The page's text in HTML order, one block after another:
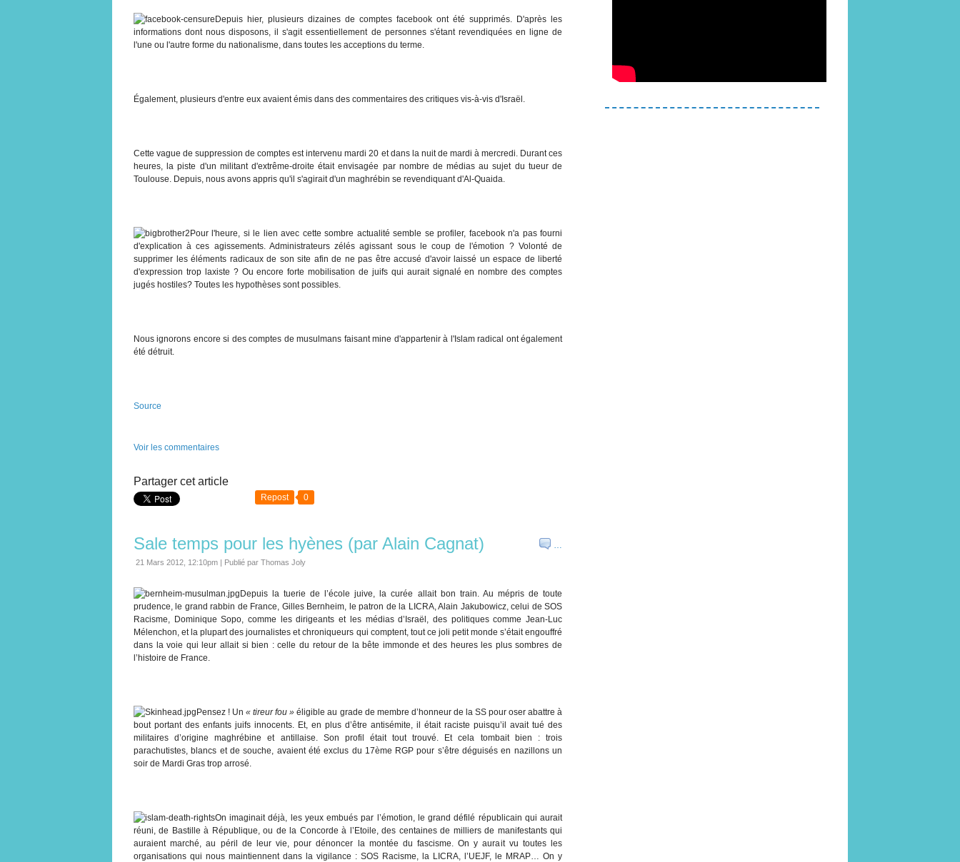
Depuis hier, plusieurs dizaines de comptes facebook ont été supprimés. D'après les
informations dont nous disposons, il s'agit essentiellement de personnes s'étant revendiquées en ligne de
l'une ou l'autre forme du nationalisme, dans toutes les acceptions du terme.
Également, plusieurs d'entre eux avaient émis dans des commentaires des critiques vis-à-vis d'Israël.
Cette vague de suppression de comptes est intervenu mardi 20 et dans la nuit de mardi à mercredi. Durant ces
heures, la piste d'un militant d'extrême-droite était envisagée par nombre de médias au sujet du tueur de
Toulouse. Depuis, nous avons appris qu'il s'agirait d'un maghrébin se revendiquant d'Al-Quaida.
Pour l'heure, si le lien avec cette sombre actualité semble se profiler, facebook n'a pas fourni
d'explication à ces agissements. Administrateurs zélés agissant sous le coup de l'émotion ? Volonté de
supprimer les éléments radicaux de son site afin de ne pas être accusé d'avoir laissé un espace de liberté
d'expression trop laxiste ? Ou encore forte mobilisation de juifs qui aurait signalé en nombre des comptes
jugés hostiles? Toutes les hypothèses sont possibles.
Nous ignorons encore si des comptes de musulmans faisant mine d'appartenir à l'Islam radical ont également
été détruit.
Source
Voir les commentaires
Partager cet article
Repost 0
…
Sale temps pour les hyènes (par Alain Cagnat)
21 Mars 2012, 12:10pm | Publié par Thomas Joly
Depuis la tuerie de l’école juive, la curée allait bon train. Au mépris de toute
prudence, le grand rabbin de France, Gilles Bernheim, le patron de la LICRA, Alain Jakubowicz, celui de SOS
Racisme, Dominique Sopo, comme les dirigeants et les médias d’Israël, des politiques comme Jean-Luc
Mélenchon, et la plupart des journalistes et chroniqueurs qui comptent, tout ce joli petit monde s’était engouffré
dans la voie qui leur allait si bien : celle du retour de la bête immonde et des heures les plus sombres de
l’histoire de France.
Pensez ! Un« tireur fou » éligible au grade de membre d’honneur de la SS pour oser abattre à
bout portant des enfants juifs innocents. Et, en plus d’être antisémite, il était raciste puisqu’il avait tué des
militaires d’origine maghrébine et antillaise. Son profil était tout trouvé. Et cela tombait bien : trois
parachutistes, blancs et de souche, avaient été exclus du 17ème RGP pour s’être déguisés en nazillons un
soir de Mardi Gras trop arrosé.
On imaginait déjà, les yeux embués par l’émotion, le grand défilé républicain qui aurait
réuni, de Bastille à République, ou de la Concorde à l’Etoile, des centaines de milliers de manifestants qui
auraient marché, au péril de leur vie, pour dénoncer la montée du fascisme. On y aurait vu toutes les
organisations qui nous maintiennent dans la vigilance : SOS Racisme, la LICRA, l’UEJF, le MRAP… On y